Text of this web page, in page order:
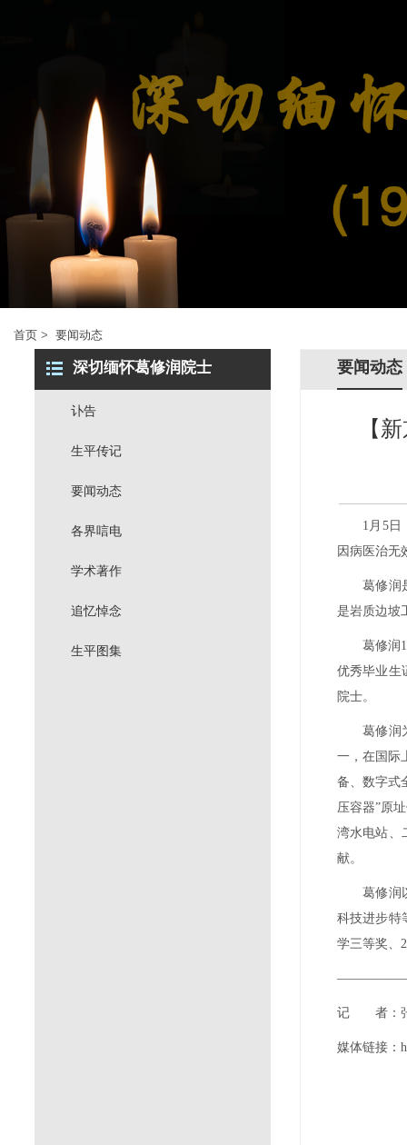
首页 > 要闻动态
深切缅怀葛修润院士
讣告
生平传记
要闻动态
各界唁电
学术著作
追忆悼念
生平图集
要闻动态
【
1 月 5日
因病医治无
葛修润
是岩质边坡
葛修润
优秀毕业生
院士。
葛修润
一，在国际
备、数字式
压容器”原
湾水电站、
献。
葛修润
科技进步特
学三等奖、
记 者：
媒体链接：